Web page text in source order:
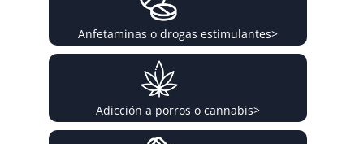
Anfetaminas o drogas estimulantes>
Adicción a porros o cannabis>